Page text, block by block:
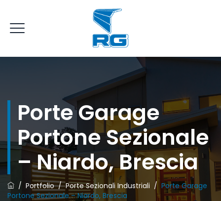
RICHIEDI UN PREVENTIVO
Porte Garage
Portone Sezionale
– Niardo, Brescia
/ Portfolio/Porte Sezionali Industriali / Porte Garage
Portone Sezionale – Niardo, Brescia